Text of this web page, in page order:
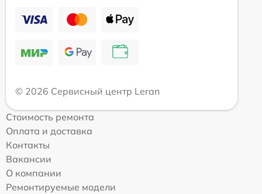
© 2026 Сервисный центр Leran
Стоимость ремонта
Оплата и доставка
Контакты
Вакансии
О компании
Ремонтируемые модели